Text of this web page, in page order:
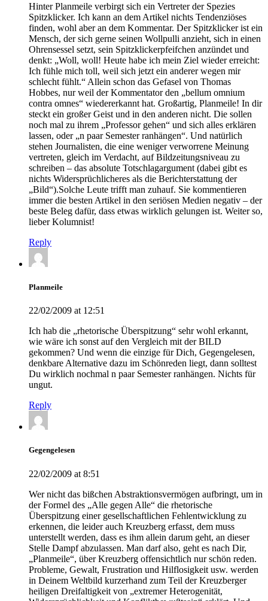
Hinter Planmeile verbirgt sich ein Vertreter der Spezies
Spitzklicker. Ich kann an dem Artikel nichts Tendenziöses
finden, wohl aber an dem Kommentar. Der Spitzklicker ist ein
Mensch, der sich gerne seinen Wollpulli anzieht, sich in einen
Ohrensessel setzt, sein Spitzklickerpfeifchen anzündet und
denkt: „Woll, woll! Heute habe ich mein Ziel wieder erreicht:
Ich fühle mich toll, weil sich jetzt ein anderer wegen mir
schlecht fühlt.“ Allein schon das Gefasel von Thomas
Hobbes, nur weil der Kommentator den „bellum omnium
contra omnes“ wiedererkannt hat. Großartig, Planmeile! In dir
steckt ein großer Geist und in den anderen nicht. Die sollen
noch mal zu ihrem „Professor gehen“ und sich alles erklären
lassen, oder „n paar Semester ranhängen“. Und natürlich
stehen Journalisten, die eine weniger verworrene Meinung
vertreten, gleich im Verdacht, auf Bildzeitungsniveau zu
schreiben – das absolute Totschlagargument (dabei gibt es
nichts Widersprüchlicheres als die Berichterstattung der
„Bild“).Solche Leute trifft man zuhauf. Sie kommentieren
immer die besten Artikel in den seriösen Medien negativ – der
beste Beleg dafür, dass etwas wirklich gelungen ist. Weiter so,
lieber Kolumnist!
Reply
Planmeile
22/02/2009 at 12:51
Ich hab die „rhetorische Überspitzung“ sehr wohl erkannt,
wie wäre ich sonst auf den Vergleich mit der BILD
gekommen? Und wenn die einzige für Dich, Gegengelesen,
denkbare Alternative dazu im Schönreden liegt, dann solltest
Du wirklich nochmal n paar Semester ranhängen. Nichts für
ungut.
Reply
Gegengelesen
22/02/2009 at 8:51
Wer nicht das bißchen Abstraktionsvermögen aufbringt, um in
der Formel des „Alle gegen Alle“ die rhetorische
Überspitzung einer gesellschaftlichen Fehlentwicklung zu
erkennen, die leider auch Kreuzberg erfasst, dem muss
unterstellt werden, dass es ihm allein darum geht, an dieser
Stelle Dampf abzulassen. Man darf also, geht es nach Dir,
„Planmeile“, über Kreuzberg offensichtlich nur schön reden.
Probleme, Gewalt, Frustration und Hilflosigkeit usw. werden
in Deinem Weltbild kurzerhand zum Teil der Kreuzberger
heiligen Dreifaltigkeit von „extremer Heterogenität,